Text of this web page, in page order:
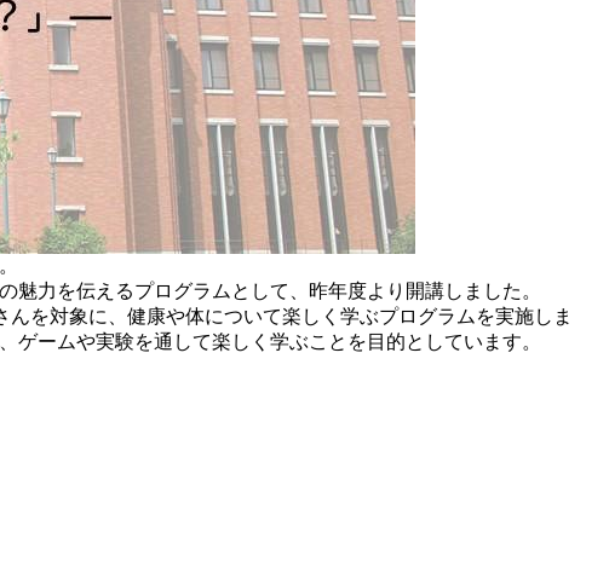
力を伝えるプログラムとして、昨年度より開講しました。
を対象に、健康や体について楽しく学ぶプログラムを実施しま
ゲームや実験を通して楽しく学ぶことを目的としています。